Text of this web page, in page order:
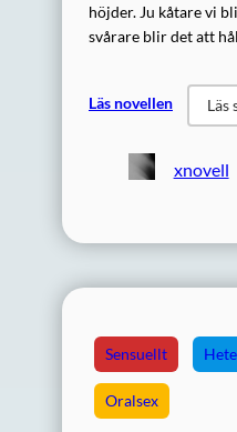
höjder. Ju kåtare vi
svårare blir det att
Läs novellen Läs
xnovell
Sensuellt
Oralsex